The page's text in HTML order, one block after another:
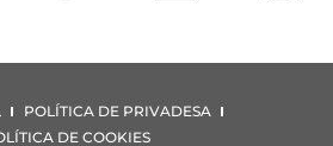
POLÍTICA DE PRIVADESA
DE COOKIES